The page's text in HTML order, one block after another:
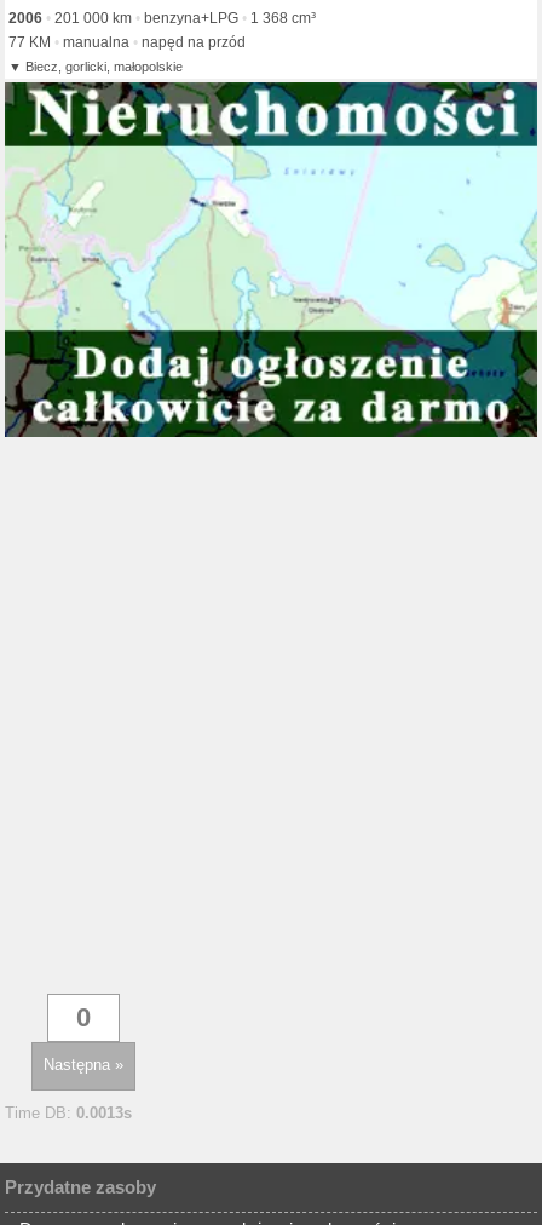
2006 201 000 km benzyna+LPG
1 368 cm³
77 KM
manualna napęd na przód
Biecz, gorlicki, małopolskie
Następna »
Time DB:0.0013s
Przydatne zasoby